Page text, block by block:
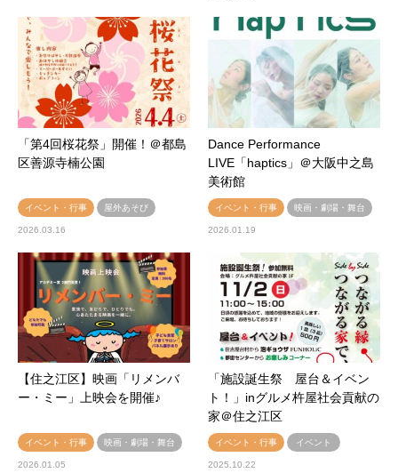
「第4回桜花祭」開催！＠都島
区善源寺楠公園
イベント・行事 屋外あそび
2026.03.16
Dance Performance
LIVE「haptics」＠大阪中之島
美術館
イベント・行事 映画・劇場・舞台
2026.01.19
【住之江区】映画「リメンバ
ー・ミー」上映会を開催♪
イベント・行事 映画・劇場・舞台
2026.01.05
「施設誕生祭 屋台＆イベン
ト！」inグルメ杵屋社会貢献の
家＠住之江区
イベント・行事 イベント
2025.10.22